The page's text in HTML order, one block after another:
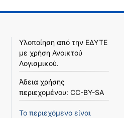
Υλοποίηση από την ΕΔΥΤΕ
με χρήση Ανοικτού
Λογισμικού.
Άδεια χρήσης
περιεχομένου: CC-BY-SA
Το περιεχόμενο είναι